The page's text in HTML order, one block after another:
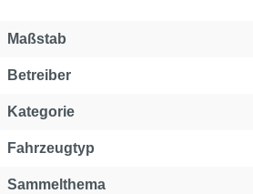
Maßstab
Betreiber
Kategorie
Fahrzeugtyp
Sammelthema